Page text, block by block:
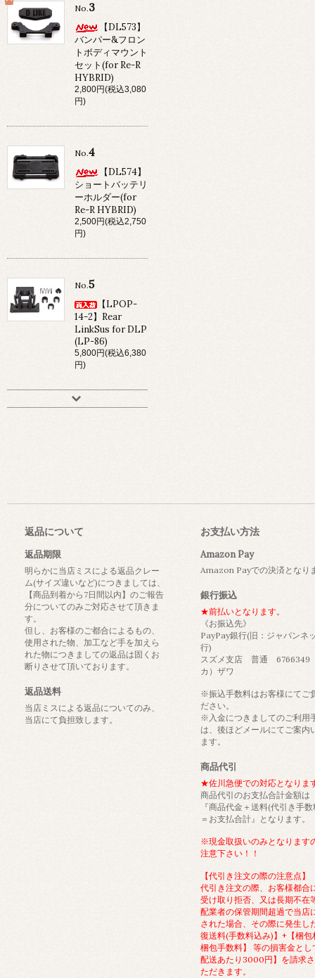
No.3
【DL573】
バンパー&フロン
トボディマウント
セット(for Re-R
HYBRID)
2,800円(税込3,080
円)
No.4
【DL574】
ショートバッテリ
ーホルダー(for
Re-R HYBRID)
2,500円(税込2,750
円)
No.5
【LPOP-
14-2】Rear
LinkSus for DLP
(LP-86)
5,800円(税込6,380
円)
返品について
返品期限
明らかに当店ミスによる返品クレー
ム(サイズ違いなど)につきましては、
【商品到着から7日間以内】のご報告
分についてのみご対応させて頂きま
す。
但し、お客様のご都合によるもの、
使用された物、加工など手を加えら
れた物につきましての返品は固くお
断りさせて頂いております。
返品送料
当店ミスによる返品についてのみ、
当店にて負担致します。
お支払い方法
Amazon Pay
Amazon Payでの決済となり
銀行振込
★前払いとなります。
《お振込先》
PayPay銀行(旧：ジャパンネ
行)
スズメ支店 普通 6766349
カ）ザワ
※振込手数料はお客様にてご
ださい。
※入金につきましてのご利用
は、後ほどメールにてご案内
ます。
商品代引
★佐川急便での対応となりま
商品代引のお支払合計金額は
『商品代金＋送料(代引き手
＝お支払合計』となります。
※現金取扱いのみとなります
注意下さい！！
【代引き注文の際の注意点】
代引き注文の際、お客様都合
受け取り拒否、又は長期不在
配業者の保管期間超過で当店
された場合、その際に発生し
復送料(手数料込み)】+【梱包
梱包手数料】 等の損害金とし
配送あたり3000円】を請求
ただきます。